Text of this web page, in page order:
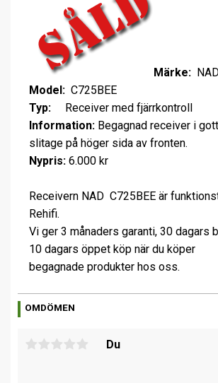
Märke:
Model: C725BEE
Typ:
Receiver med fjärrkontroll
Information: Begagnad receiver i
slitage på höger sida av fronten.
Nypris: 6.000 kr
Receivern NAD C725BEE är
Rehifi.
Vi ger 3 månaders garanti, 30 dagars
10 dagars öppet köp när du köper
begagnade produkter hos oss.
OMDÖMEN
Du